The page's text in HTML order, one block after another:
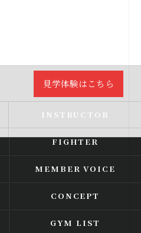
見学体験はこちら
INSTRUCTOR
FIGHTER
MEMBER VOICE
CONCEPT
GYM LIST